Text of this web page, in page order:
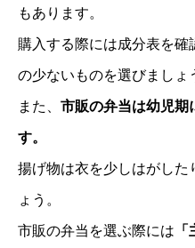
もあります。
購入する際には成分表を
の少ないものを選びましょ
また、 市販の弁当は幼児期
す。
揚げ物は衣を少しはがし
ょう。
市販の弁当を選ぶ際には